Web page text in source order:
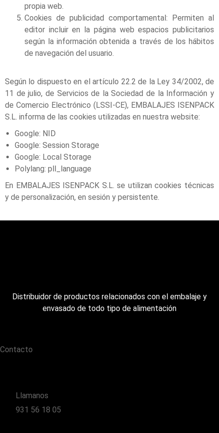
propia web.
Cookies de publicidad comportamental: Permiten al
editor incluir en la página web espacios publicitarios
según la información obtenida a través de los hábitos
de navegación del usuario.
Según lo dispuesto en el artículo 22.2 de la Ley 34/2002, de
11 de julio, de Servicios de la Sociedad de la Información y
de Comercio Electrónico (LSSI-CE), EMBALAJES ISENPACK
S.L. informa de las cookies utilizadas en nuestra website:
Google: NID
Google: Session Storage
Google: Local Storage
Polylang: pll_language
En EMBALAJES ISENPACK S.L. se utilizan cookies técnicas
y de personalización, en sesión y persistente.
Distribuidor de productos relacionados con el embalaje y
envasado de todo tipo de alimentación
Contacto
Llamanos
931 56 18 05